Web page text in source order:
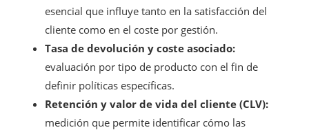
esencial que influye tanto en la satisfacción del
cliente como en el coste por gestión.
Tasa de devolución y coste asociado:
evaluación por tipo de producto con el fin de
definir políticas específicas.
Retención y valor de vida del cliente (CLV):
medición que permite identificar cómo las